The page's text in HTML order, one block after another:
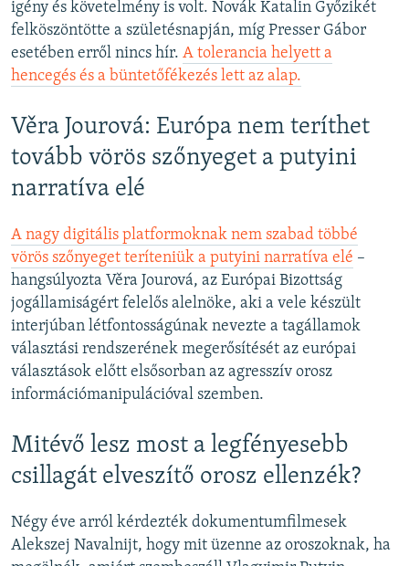
igény és követelmény is volt. Novák Katalin Győzikét
felköszöntötte a születésnapján, míg Presser Gábor
esetében erről nincs hír. A tolerancia helyett a
hencegés és a büntetőfékezés lett az alap.
Věra Jourová: Európa nem teríthet
tovább vörös szőnyeget a putyini
narratíva elé
A nagy digitális platformoknak nem szabad többé
vörös szőnyeget teríteniük a putyini narratíva elé –
hangsúlyozta Věra Jourová, az Európai Bizottság
jogállamiságért felelős alelnöke, aki a vele készült
interjúban létfontosságúnak nevezte a tagállamok
választási rendszerének megerősítését az európai
választások előtt elsősorban az agresszív orosz
információmanipulációval szemben.
Mitévő lesz most a legfényesebb
csillagát elveszítő orosz ellenzék?
Négy éve arról kérdezték dokumentumfilmesek
Alekszej Navalnijt, hogy mit üzenne az oroszoknak, ha